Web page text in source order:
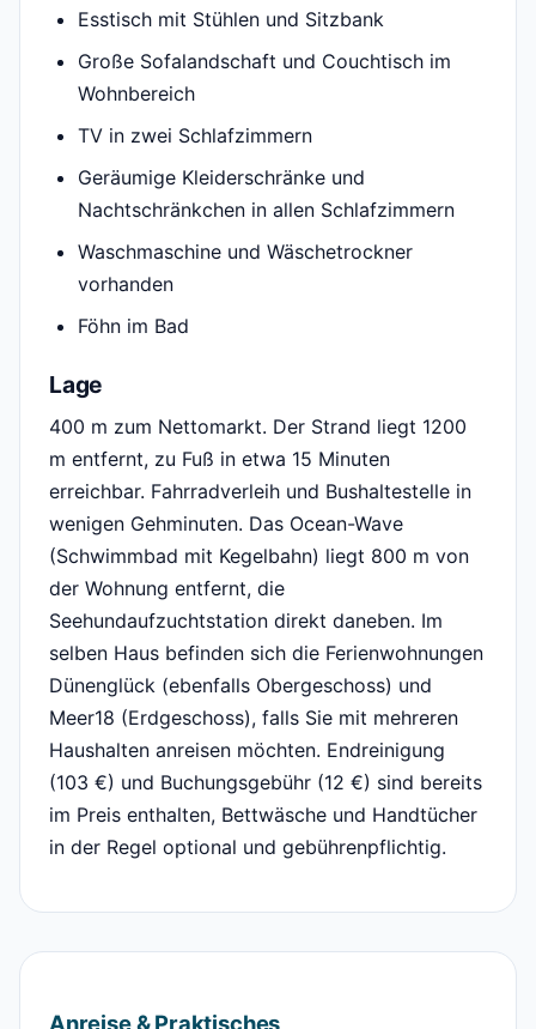
Esstisch mit Stühlen und Sitzbank
Große Sofalandschaft und Couchtisch im
Wohnbereich
TV in zwei Schlafzimmern
Geräumige Kleiderschränke und
Nachtschränkchen in allen Schlafzimmern
Waschmaschine und Wäschetrockner
vorhanden
Föhn im Bad
Lage
400 m zum Nettomarkt. Der Strand liegt 1200
m entfernt, zu Fuß in etwa 15 Minuten
erreichbar. Fahrradverleih und Bushaltestelle in
wenigen Gehminuten. Das Ocean-Wave
(Schwimmbad mit Kegelbahn) liegt 800 m von
der Wohnung entfernt, die
Seehundaufzuchtstation direkt daneben. Im
selben Haus befinden sich die Ferienwohnungen
Dünenglück (ebenfalls Obergeschoss) und
Meer18 (Erdgeschoss), falls Sie mit mehreren
Haushalten anreisen möchten. Endreinigung
(103 €) und Buchungsgebühr (12 €) sind bereits
im Preis enthalten, Bettwäsche und Handtücher
in der Regel optional und gebührenpflichtig.
Anreise & Praktisches